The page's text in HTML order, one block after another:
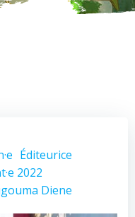
Éditeurice
2022
Diene